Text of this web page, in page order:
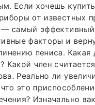
Если хочешь
от известных
— самый
факторы и
пениса.
Какой член
Реально ли
это
Изначально